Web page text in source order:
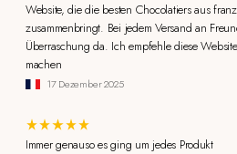
Website, die die besten Chocolatiers aus
zusammenbringt. Bei jedem Versand an
Überraschung da. Ich empfehle diese
machen
17 Dezember 2025
Immer genauso es ging um jedes Produkt